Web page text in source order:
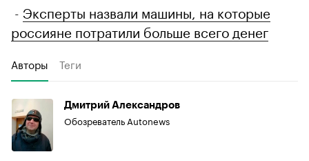
- Эксперты назвали машины, на которые
россияне потратили больше всего денег
Авторы Теги
Дмитрий Александров
Обозреватель Autonews